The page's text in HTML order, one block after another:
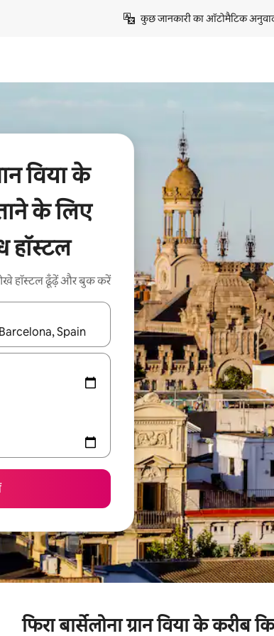
कुछ जानकारी का ऑटोमैटिक
विया के
के लिए
हॉस्टल
हॉस्टल ढूँढ़ें और बुक करें
'ऐरो की' का इस्तेमाल करके नेविगेट करें या टच या फिर स्वाइप
फिरा बार्सेलोना ग्रान विया के करीब